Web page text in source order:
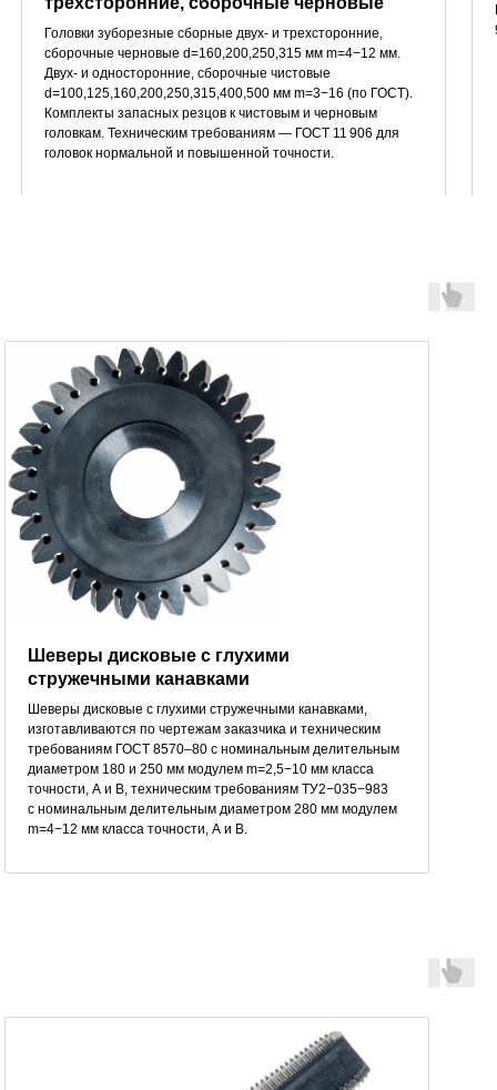
Головки зуборезные сборные двух- и трехсторонние,
сборочные черновые d=160,200,250,315 мм m=4−12 мм.
Двух- и односторонние, сборочные чистовые
d=100,125,160,200,250,315,400,500 мм m=3−16 (по ГОСТ).
Комплекты запасных резцов к чистовым и черновым
головкам. Техническим требованиям — ГОСТ 11 906 для
головок нормальной и повышенной точности.
Шеверы дисковые с глухими
стружечными канавками
Шеверы дисковые с глухими стружечными канавками,
изготавливаются по чертежам заказчика и техническим
требованиям ГОСТ 8570–80 с номинальным делительным
диаметром 180 и 250 мм модулем m=2,5−10 мм класса
точности, А и В, техническим требованиям ТУ2−035−983
с номинальным делительным диаметром 280 мм модулем
m=4−12 мм класса точности, А и В.